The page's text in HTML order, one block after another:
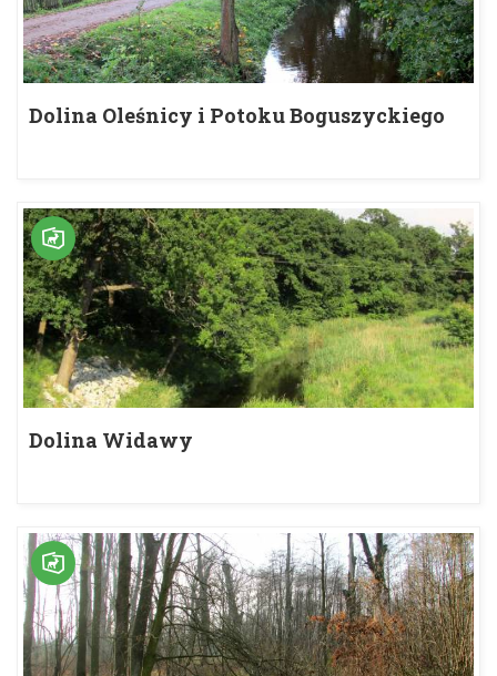
Dolina Oleśnicy i Potoku Boguszyckiego
Dolina Widawy